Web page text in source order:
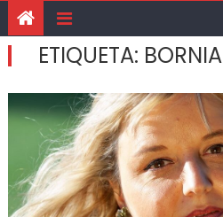
ETIQUETA: BORNIA